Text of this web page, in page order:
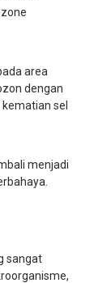
area
dengan
sel
menjadi
sangat